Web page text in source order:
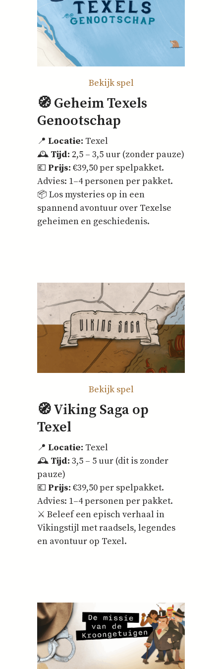
Bekijk spel
🧭 Geheim Texels
Genootschap
📍 Locatie: Texel
🕰️ Tijd: 2,5 – 3,5 uur (zonder pauze)
💶 Prijs: €39,50 per spelpakket.
Advies: 1–4 personen per pakket.
📦 Los mysteries op in een
spannend avontuur over Texelse
geheimen en geschiedenis.
Bekijk spel
🧭 Viking Saga op
Texel
📍 Locatie: Texel
🕰️ Tijd: 3,5 – 5 uur (dit is zonder
pauze)
💶 Prijs: €39,50 per spelpakket.
Advies: 1–4 personen per pakket.
⚔️ Beleef een episch verhaal in
Vikingstijl met raadsels, legendes
en avontuur op Texel.